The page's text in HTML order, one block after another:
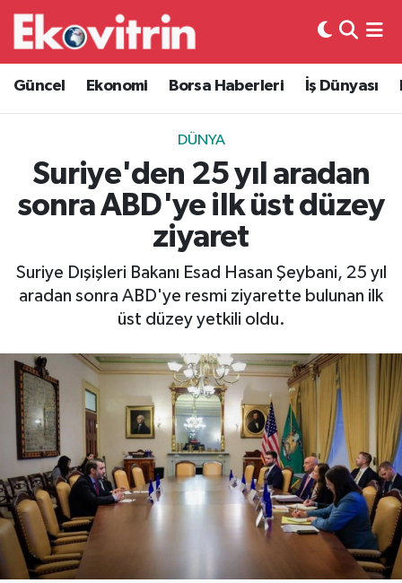
Güncel Ekonomi Borsa Haberleri İş Dünyası
DÜNYA
Suriye'den 25 yıl aradan
sonra ABD'ye ilk üst düzey
ziyaret
Suriye Dışişleri Bakanı Esad Hasan Şeybani, 25 yıl
aradan sonra ABD'ye resmi ziyarette bulunan ilk
üst düzey yetkili oldu.
Güncel
Ekonomi
Borsa Haberleri
İş Dünyası
Otovitrin
Magazin
Gayrimenkul
Spor
Eğitim
Hava Durumu
Trafik Durumu
Süper Lig Puan Durumu ve Fikstür
Tüm Manşetler
Son Dakika Haberleri
Haber Arşivi